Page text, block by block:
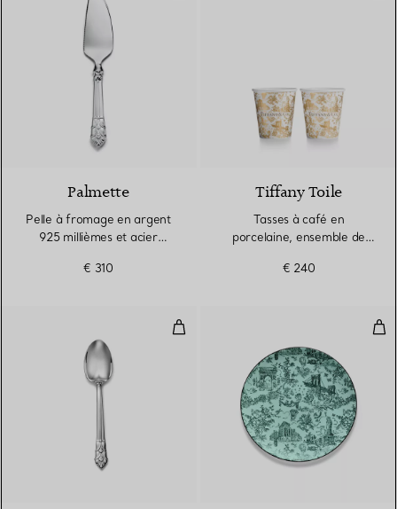
Palmette
Pelle à fromage en argent
925 millièmes et acier
€ 310
Tiffany Toile
Tasses à café en
porcelaine, ensemble de
€ 240
Cuillère à café en argent 925